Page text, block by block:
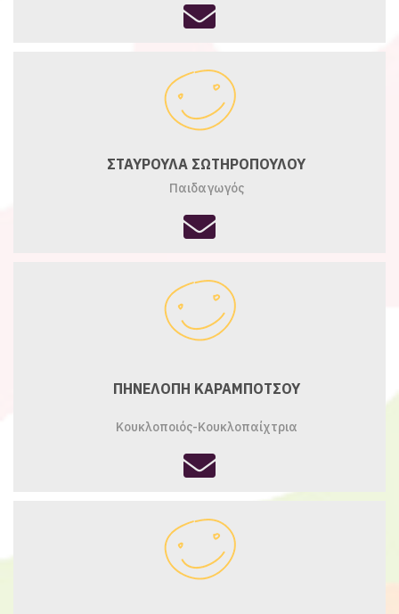
fas
fa-
ΣΤΑΥΡΟΥΛΑ ΣΩΤΗΡΟΠΟΥΛΟΥ
Παιδαγωγός
fas
fa-
ΠΗΝΕΛΟΠΗ ΚΑΡΑΜΠΟΤΣΟΥ
Κουκλοποιός-Κουκλοπαίχτρια
fas
fa-